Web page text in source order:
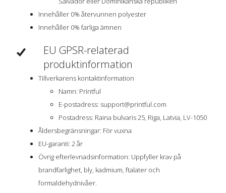
Innehåller 0% återvunnen polyester
Innehåller 0% farliga ämnen
EU GPSR-relaterad
produktinformation
Tillverkarens kontaktinformation
Namn: Printful
E-postadress: support@printful.com
Postadress: Raina bulvaris 25, Riga, Latvia, LV-1050
Åldersbegränsningar: För vuxna
EU-garanti: 2 år
Övrig efterlevnadsinformation: Uppfyller krav på
brandfarlighet, bly, kadmium, ftalater och
formaldehydnivåer.